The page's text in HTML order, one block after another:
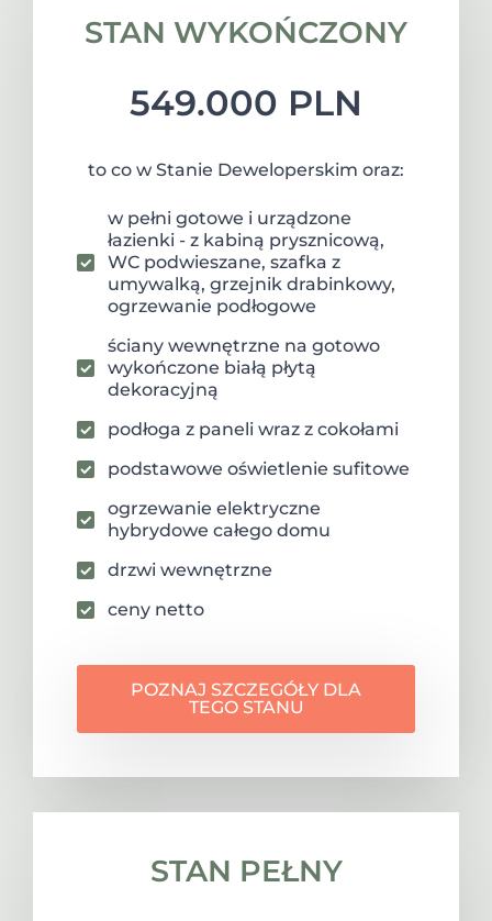
STAN WYKOŃCZONY
549.000 PLN
to co w Stanie Deweloperskim oraz:
w pełni gotowe i urządzone
łazienki - z kabiną prysznicową,
WC podwieszane, szafka z
umywalką, grzejnik drabinkowy,
ogrzewanie podłogowe
ściany wewnętrzne na gotowo
wykończone białą płytą
dekoracyjną
podłoga z paneli wraz z cokołami
podstawowe oświetlenie sufitowe
ogrzewanie elektryczne
hybrydowe całego domu
drzwi wewnętrzne
ceny netto
POZNAJ SZCZEGÓŁY DLA
TEGO STANU
STAN PEŁNY